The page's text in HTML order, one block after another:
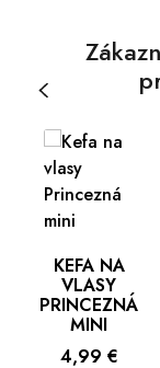
KEFA NA
VLASY
PRINCEZNÁ
MINI
Cena
4,99 €